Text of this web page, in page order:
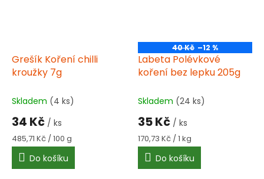
Grešík Koření chilli
kroužky 7g
Skladem (4 ks)
34 Kč / ks
Měrná
cena:
485,71 Kč / 100 g
Do košíku
40 Kč –12 %
Labeta Polévkové
koření bez lepku 205g
Skladem (24 ks)
35 Kč / ks
Měrná
cena:
170,73 Kč / 1 kg
Do košíku